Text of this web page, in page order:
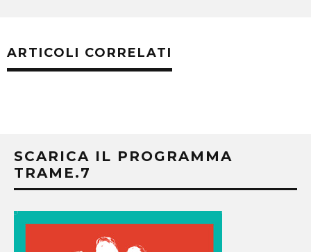
ARTICOLI CORRELATI
SCARICA IL PROGRAMMA
TRAME.7